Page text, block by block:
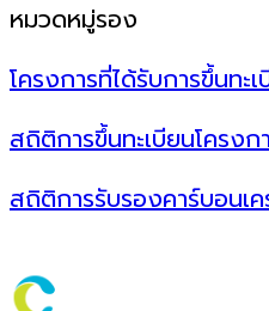
หมวดหมู่รอง
โครงการที่ได้รับการขึ้นทะ
สถิติการขึ้นทะเบียนโครงก
สถิติการรับรองคาร์บอนเ